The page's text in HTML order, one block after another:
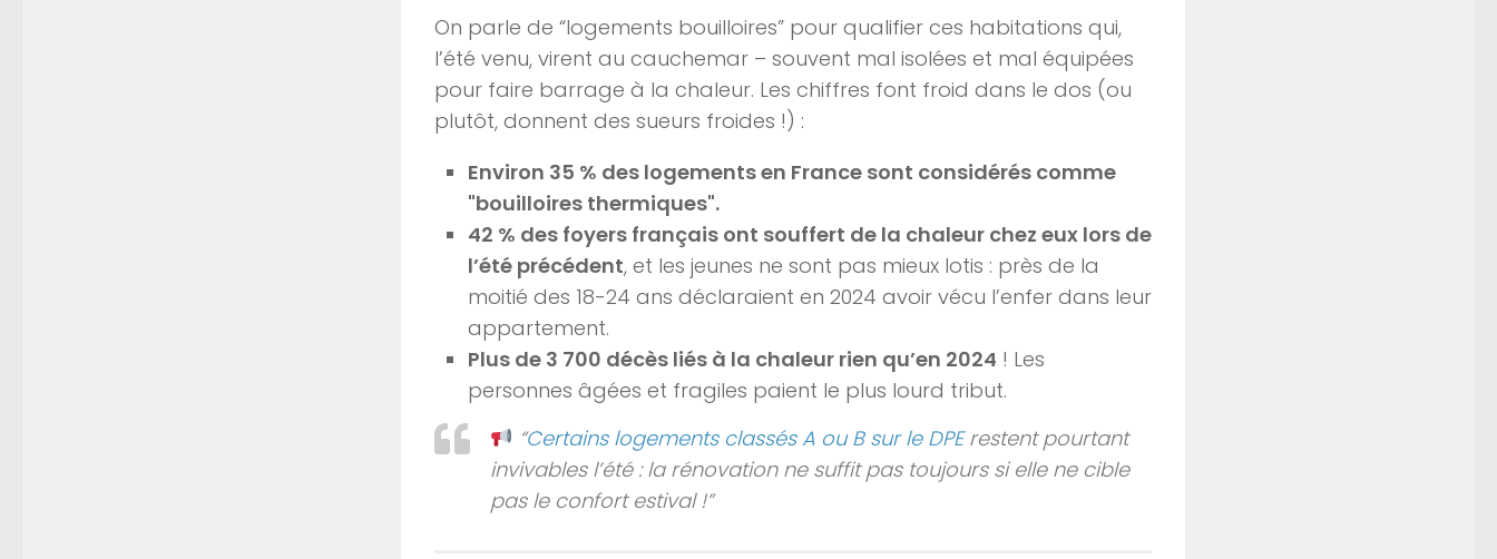
On parle de “logements bouilloires” pour qualifier ces habitations qui,
l’été venu, virent au cauchemar – souvent mal isolées et mal équipées
pour faire barrage à la chaleur. Les chiffres font froid dans le dos (ou
plutôt, donnent des sueurs froides !) :
Environ 35 % des logements en France sont considérés comme
"bouilloires thermiques".
42 % des foyers français ont souffert de la chaleur chez eux lors de
l’été précédent, et les jeunes ne sont pas mieux lotis : près de la
moitié des 18-24 ans déclaraient en 2024 avoir vécu l’enfer dans leur
appartement.
Plus de 3 700 décès liés à la chaleur rien qu’en 2024 ! Les
personnes âgées et fragiles paient le plus lourd tribut.
“Certains logements classés A ou B sur le DPErestent pourtant
invivables l’été : la rénovation ne suffit pas toujours si elle ne cible
pas le confort estival !”